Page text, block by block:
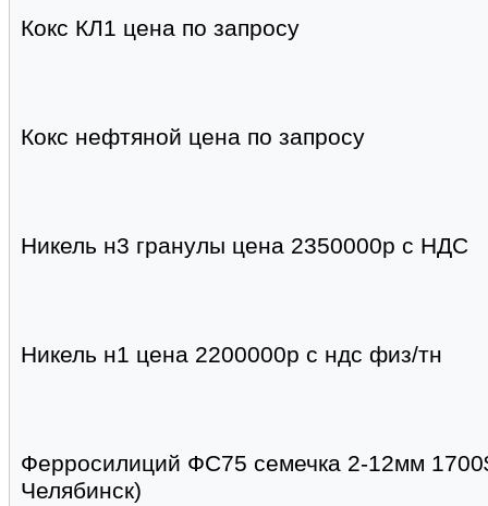
Кокс КЛ1 цена по запросу
Кокс нефтяной цена по запросу
Никель н3 гранулы цена 2350000р с НДС
Никель н1 цена 2200000р с ндс физ/тн
Ферросилиций ФС75 семечка 2-12мм
Челябинск)